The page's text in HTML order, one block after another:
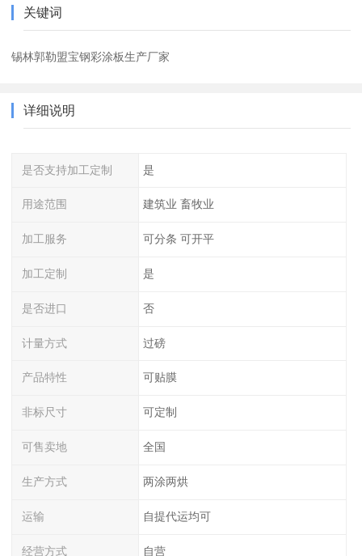
关键词
锡林郭勒盟宝钢彩涂板生产厂家
详细说明
是否支持加工定制 是
用途范围 建筑业 畜牧业
加工服务 可分条 可开平
加工定制 是
是否进口 否
计量方式 过磅
产品特性 可贴膜
非标尺寸 可定制
可售卖地 全国
生产方式 两涂两烘
运输 自提代运均可
经营方式 自营